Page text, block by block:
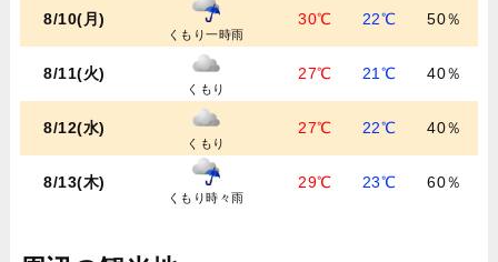
8/10(月)
くもり一時雨
30℃ 22℃ 50％
8/11(火)
くもり
27℃ 21℃ 40％
8/12(水)
くもり
27℃ 22℃ 40％
8/13(木)
くもり時々雨
29℃ 23℃ 60％